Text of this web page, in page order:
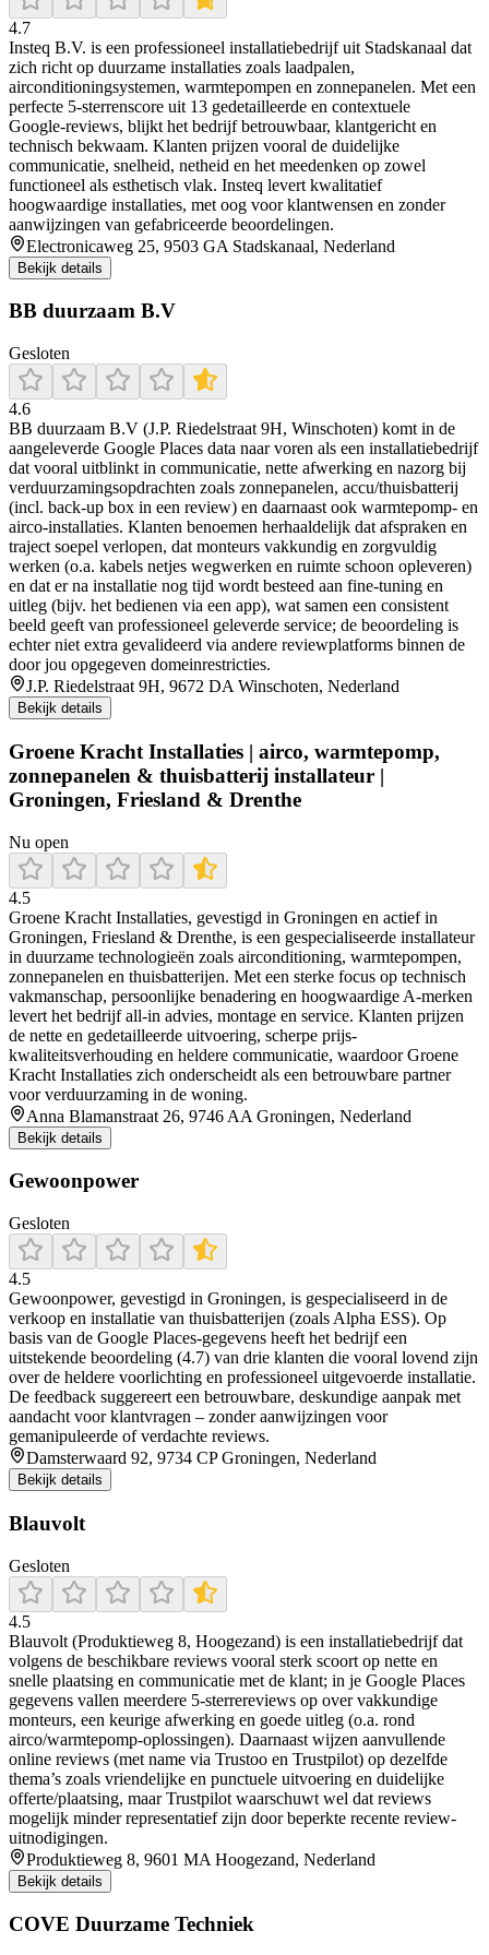
4.7
Insteq B.V. is een professioneel installatiebedrijf uit Stadskanaal dat
zich richt op duurzame installaties zoals laadpalen,
airconditioningsystemen, warmtepompen en zonnepanelen. Met een
perfecte 5‑sterrenscore uit 13 gedetailleerde en contextuele
Google‑reviews, blijkt het bedrijf betrouwbaar, klantgericht en
technisch bekwaam. Klanten prijzen vooral de duidelijke
communicatie, snelheid, netheid en het meedenken op zowel
functioneel als esthetisch vlak. Insteq levert kwalitatief
hoogwaardige installaties, met oog voor klantwensen en zonder
aanwijzingen van gefabriceerde beoordelingen.
Electronicaweg 25, 9503 GA Stadskanaal, Nederland
Bekijk details
BB duurzaam B.V
Gesloten
4.6
BB duurzaam B.V (J.P. Riedelstraat 9H, Winschoten) komt in de
aangeleverde Google Places data naar voren als een installatiebedrijf
dat vooral uitblinkt in communicatie, nette afwerking en nazorg bij
verduurzamingsopdrachten zoals zonnepanelen, accu/thuisbatterij
(incl. back-up box in een review) en daarnaast ook warmtepomp- en
airco-installaties. Klanten benoemen herhaaldelijk dat afspraken en
traject soepel verlopen, dat monteurs vakkundig en zorgvuldig
werken (o.a. kabels netjes wegwerken en ruimte schoon opleveren)
en dat er na installatie nog tijd wordt besteed aan fine-tuning en
uitleg (bijv. het bedienen via een app), wat samen een consistent
beeld geeft van professioneel geleverde service; de beoordeling is
echter niet extra gevalideerd via andere reviewplatforms binnen de
door jou opgegeven domeinrestricties.
J.P. Riedelstraat 9H, 9672 DA Winschoten, Nederland
Bekijk details
Groene Kracht Installaties | airco, warmtepomp,
zonnepanelen & thuisbatterij installateur |
Groningen, Friesland & Drenthe
Nu open
4.5
Groene Kracht Installaties, gevestigd in Groningen en actief in
Groningen, Friesland & Drenthe, is een gespecialiseerde installateur
in duurzame technologieën zoals airconditioning, warmtepompen,
zonnepanelen en thuisbatterijen. Met een sterke focus op technisch
vakmanschap, persoonlijke benadering en hoogwaardige A-merken
levert het bedrijf all-in advies, montage en service. Klanten prijzen
de nette en gedetailleerde uitvoering, scherpe prijs-
kwaliteitsverhouding en heldere communicatie, waardoor Groene
Kracht Installaties zich onderscheidt als een betrouwbare partner
voor verduurzaming in de woning.
Anna Blamanstraat 26, 9746 AA Groningen, Nederland
Bekijk details
Gewoonpower
Gesloten
4.5
Gewoonpower, gevestigd in Groningen, is gespecialiseerd in de
verkoop en installatie van thuisbatterijen (zoals Alpha ESS). Op
basis van de Google Places-gegevens heeft het bedrijf een
uitstekende beoordeling (4.7) van drie klanten die vooral lovend zijn
over de heldere voorlichting en professioneel uitgevoerde installatie.
De feedback suggereert een betrouwbare, deskundige aanpak met
aandacht voor klantvragen – zonder aanwijzingen voor
gemanipuleerde of verdachte reviews.
Damsterwaard 92, 9734 CP Groningen, Nederland
Bekijk details
Blauvolt
Gesloten
4.5
Blauvolt (Produktieweg 8, Hoogezand) is een installatiebedrijf dat
volgens de beschikbare reviews vooral sterk scoort op nette en
snelle plaatsing en communicatie met de klant; in je Google Places
gegevens vallen meerdere 5-sterrereviews op over vakkundige
monteurs, een keurige afwerking en goede uitleg (o.a. rond
airco/warmtepomp-oplossingen). Daarnaast wijzen aanvullende
online reviews (met name via Trustoo en Trustpilot) op dezelfde
thema’s zoals vriendelijke en punctuele uitvoering en duidelijke
offerte/plaatsing, maar Trustpilot waarschuwt wel dat reviews
mogelijk minder representatief zijn door beperkte recente review-
uitnodigingen.
Produktieweg 8, 9601 MA Hoogezand, Nederland
Bekijk details
COVE Duurzame Techniek